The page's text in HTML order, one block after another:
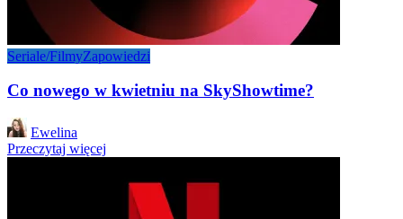
Seriale/FilmyZapowiedzi
Co nowego w kwietniu na SkyShowtime?
Posted
by
Ewelina
Przeczytaj więcej